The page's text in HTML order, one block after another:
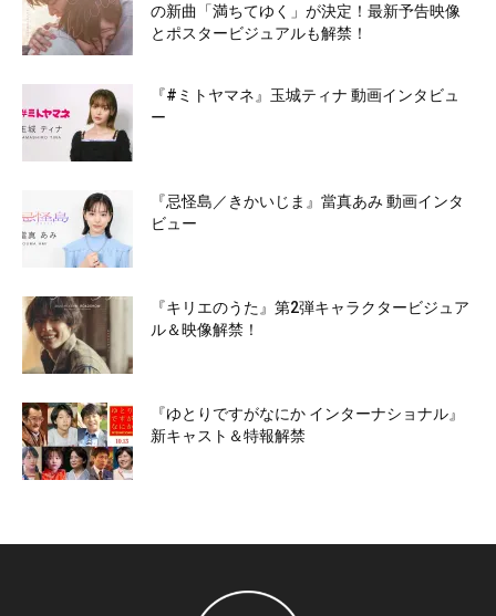
の新曲「満ちてゆく」が決定！最新予告映像
とポスタービジュアルも解禁！
『#ミトヤマネ』玉城ティナ 動画インタビュ
ー
『忌怪島／きかいじま』當真あみ 動画インタ
ビュー
『キリエのうた』第2弾キャラクタービジュア
ル＆映像解禁！
『ゆとりですがなにか インターナショナル』
新キャスト＆特報解禁